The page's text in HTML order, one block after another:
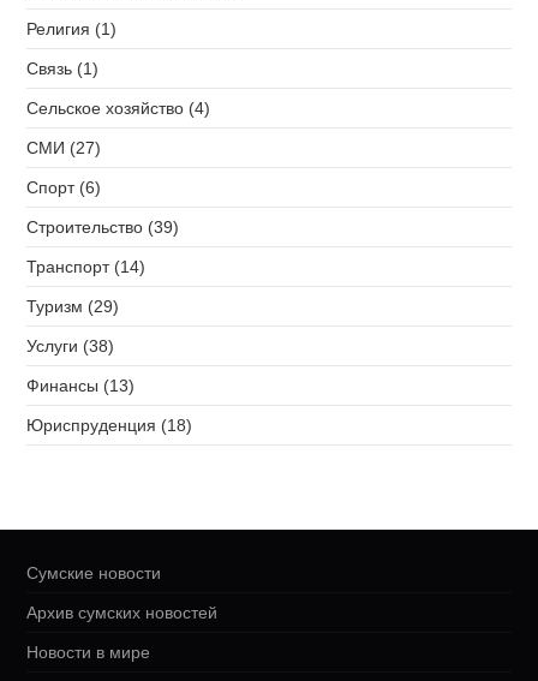
Религия (1)
Связь (1)
Сельское хозяйство (4)
СМИ (27)
Спорт (6)
Строительство (39)
Транспорт (14)
Туризм (29)
Услуги (38)
Финансы (13)
Юриспруденция (18)
Сумские новости
Архив сумских новостей
Новости в мире